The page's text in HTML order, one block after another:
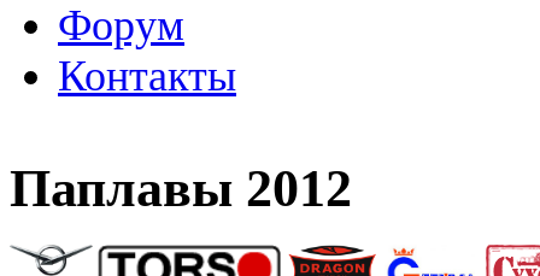
Форум
Контакты
Паплавы 2012